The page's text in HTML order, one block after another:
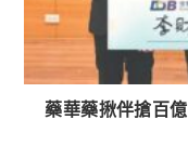
藥華藥揪伴搶百